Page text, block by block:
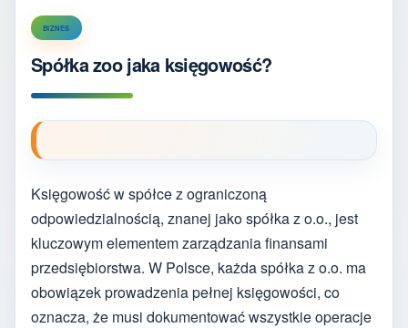
BIZNES
Spółka zoo jaka księgowość?
Księgowość w spółce z ograniczoną
odpowiedzialnością, znanej jako spółka z o.o., jest
kluczowym elementem zarządzania finansami
przedsiębiorstwa. W Polsce, każda spółka z o.o. ma
obowiązek prowadzenia pełnej księgowości, co
oznacza, że musi dokumentować wszystkie operacje